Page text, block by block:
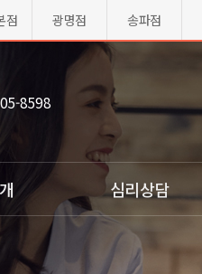
점 광명점 송파점
8598
심리상담
ㆍ아동 심리상담
ㆍ청소년 심리상담